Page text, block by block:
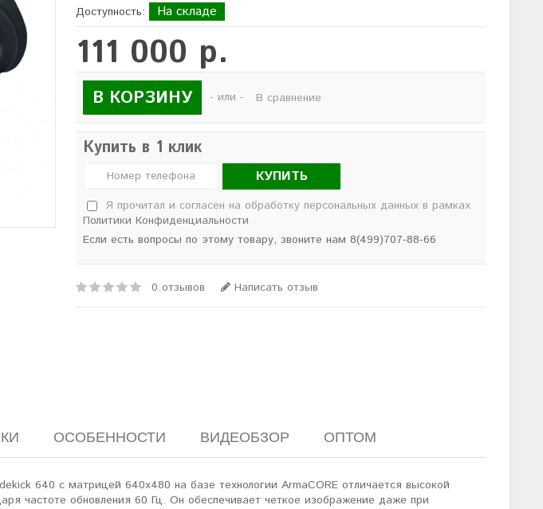
Доступность:
На складе
111 000 р.
В КОРЗИНУ - или - В сравнение
Купить в 1 клик
КУПИТЬ
Я прочитал и согласен на обработку персональных данных в рамках
Политики Конфиденциальности
Если есть вопросы по этому товару, звоните нам 8(499)707-88-66
0 отзывов Написать отзыв
ОСОБЕННОСТИ ВИДЕОБЗОР ОПТОМ
640 с матрицей 640x480 на базе технологии ArmaCORE отличается высокой
частоте обновления 60 Гц. Он обеспечивает четкое изображение даже при